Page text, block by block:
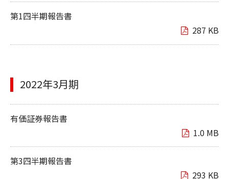
第1四半期報告書
287 KB
2022年3月期
有価証券報告書
1.0 MB
第3四半期報告書
293 KB